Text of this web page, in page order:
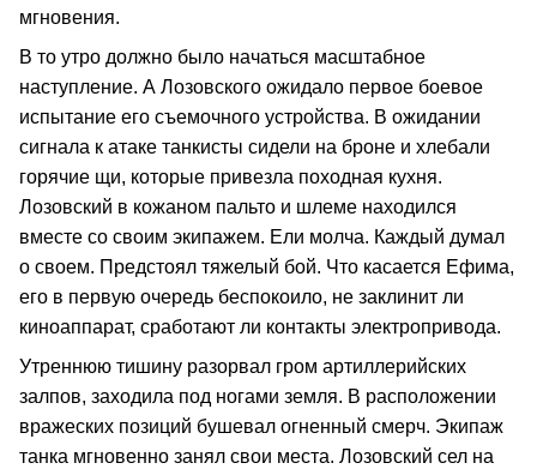
мгновения.
В то утро должно было начаться масштабное
наступление. А Лозовского ожидало первое боевое
испытание его съемочного устройства. В ожидании
сигнала к атаке танкисты сидели на броне и хлебали
горячие щи, которые привезла походная кухня.
Лозовский в кожаном пальто и шлеме находился
вместе со своим экипажем. Ели молча. Каждый думал
о своем. Предстоял тяжелый бой. Что касается Ефима,
его в первую очередь беспокоило, не заклинит ли
киноаппарат, сработают ли контакты электропривода.
Утреннюю тишину разорвал гром артиллерийских
залпов, заходила под ногами земля. В расположении
вражеских позиций бушевал огненный смерч. Экипаж
танка мгновенно занял свои места. Лозовский сел на